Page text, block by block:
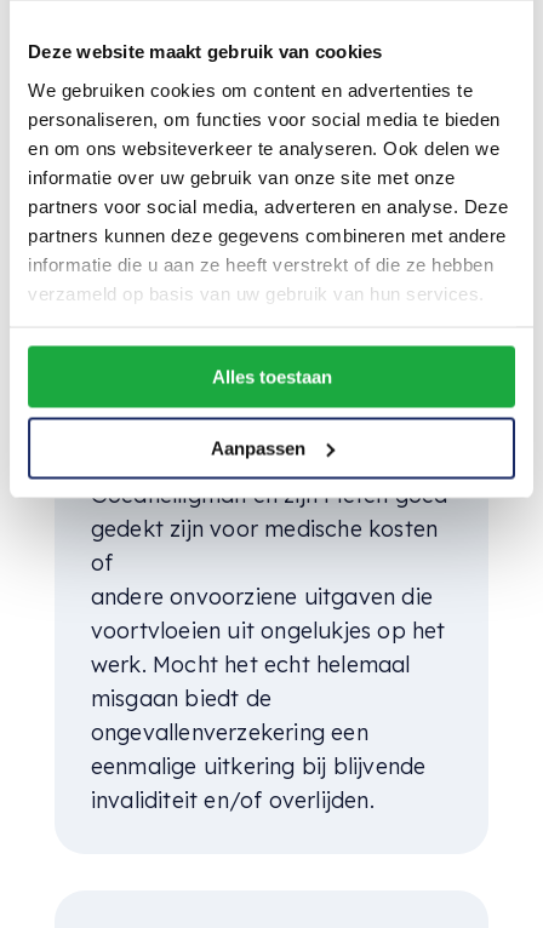
Deze website maakt gebruik van cookies
We gebruiken cookies om content en advertenties te
personaliseren, om functies voor social media te bieden
en om ons websiteverkeer te analyseren. Ook delen we
informatie over uw gebruik van onze site met onze
partners voor social media, adverteren en analyse. Deze
partners kunnen deze gegevens combineren met andere
informatie die u aan ze heeft verstrekt of die ze hebben
verzameld op basis van uw gebruik van hun services.
Alles toestaan
Aanpassen
6. Werknemersschade- &
Ongevallenverzekering
Stel je voor: een Piet struikelt over
een rondslingerende pepernoot en
raakt geblesseerd. Of Sinterklaas
glijdt uit op een gladde dakpan.
uitvoeren van magische taken. De
Werknemersschadeverzekering
zorgt ervoor dat de
Goedheiligman en zijn Pieten goed
gedekt zijn voor medische kosten
of
andere onvoorziene uitgaven die
voortvloeien uit ongelukjes op het
werk. Mocht het echt helemaal
misgaan biedt de
ongevallenverzekering een
eenmalige uitkering bij blijvende
invaliditeit en/of overlijden.